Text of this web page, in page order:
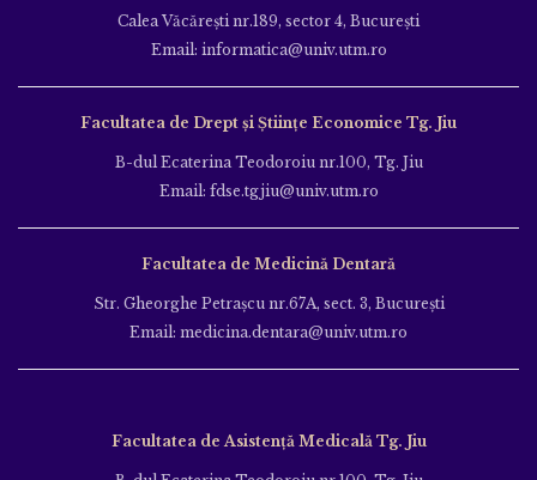
Calea Văcăreşti nr.189, sector 4, Bucureşti
Email: informatica@univ.utm.ro
Facultatea de Drept și Științe Economice Tg. Jiu
B-dul Ecaterina Teodoroiu nr.100, Tg. Jiu
Email: fdse.tgjiu@univ.utm.ro
Facultatea de Medicină Dentară
Str. Gheorghe Petraşcu nr.67A, sect. 3, Bucureşti
Email: medicina.dentara@univ.utm.ro
Facultatea de Asistență Medicală Tg. Jiu